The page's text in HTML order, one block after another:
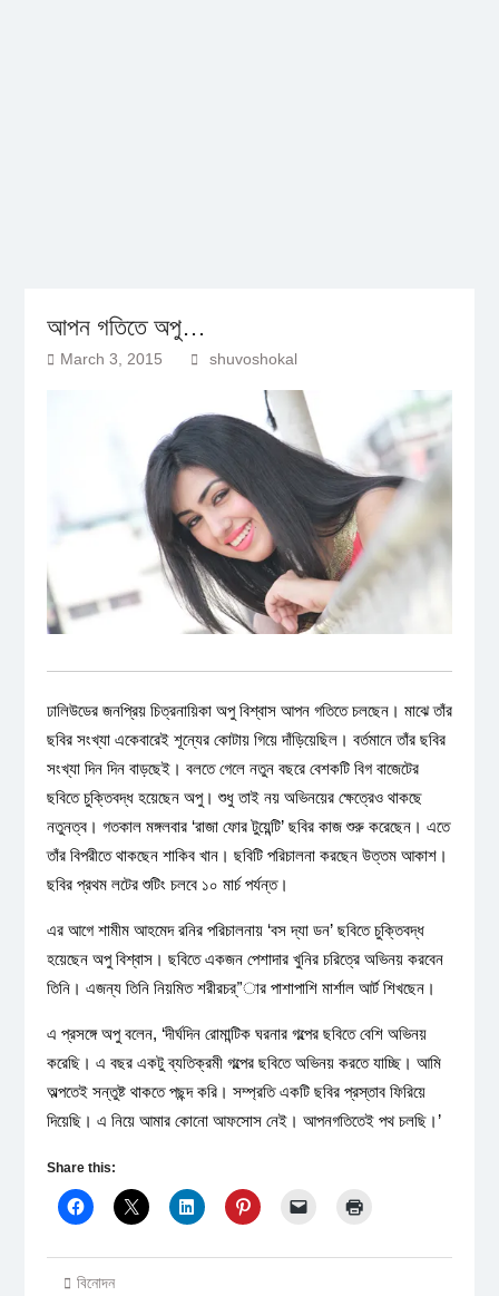
আপন গতিতে অপু…
March 3, 2015 shuvoshokal
ঢালিউডের জনপ্রিয় চিত্রনায়িকা অপু বিশ্বাস আপন গতিতে চলছেন। মাঝে তাঁর
ছবির সংখ্যা একেবারেই শূন্যের কোটায় গিয়ে দাঁড়িয়েছিল। বর্তমানে তাঁর ছবির
সংখ্যা দিন দিন বাড়ছেই। বলতে গেলে নতুন বছরে বেশকটি বিগ বাজেটের
ছবিতে চুক্তিবদ্ধ হয়েছেন অপু। শুধু তাই নয় অভিনয়ের ক্ষেত্রেও থাকছে
নতুনত্ব। গতকাল মঙ্গলবার ‘রাজা ফোর টুয়েন্টি’ ছবির কাজ শুরু করেছেন। এতে
তাঁর বিপরীতে থাকছেন শাকিব খান। ছবিটি পরিচালনা করছেন উত্তম আকাশ।
ছবির প্রথম লটের শুটিং চলবে ১০ মার্চ পর্যন্ত।
এর আগে শামীম আহমেদ রনির পরিচালনায় ‘বস দ্যা ডন’ ছবিতে চুক্তিবদ্ধ
হয়েছেন অপু বিশ্বাস। ছবিতে একজন পেশাদার খুনির চরিত্রে অভিনয় করবেন
তিনি। এজন্য তিনি নিয়মিত শরীরচর্”ার পাশাপাশি মার্শাল আর্ট শিখছেন।
এ প্রসঙ্গে অপু বলেন, ‘দীর্ঘদিন রোমান্টিক ঘরনার গল্পের ছবিতে বেশি অভিনয়
করেছি। এ বছর একটু ব্যতিক্রমী গল্পের ছবিতে অভিনয় করতে যাচ্ছি। আমি
অল্পতেই সন্তুষ্ট থাকতে পছন্দ করি। সম্প্রতি একটি ছবির প্রস্তাব ফিরিয়ে
দিয়েছি। এ নিয়ে আমার কোনো আফসোস নেই। আপনগতিতেই পথ চলছি।’
Share this:
বিনোদন